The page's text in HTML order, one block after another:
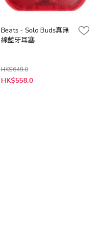
Beats - Solo Buds真無
線藍牙耳塞
HK$649.0
HK$558.0